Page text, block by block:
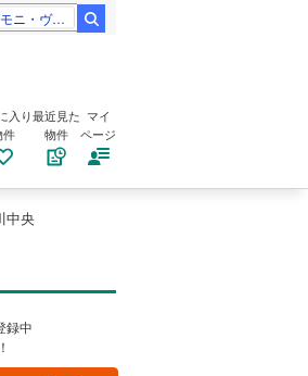
サイモニ・ヴニランギ 死去
入り
件
最近見た
物件
マイ
ページ
中央
録中